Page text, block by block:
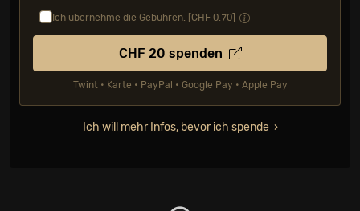
Ich übernehme die Gebühren. [CHF 0.70
CHF 20 spenden
Twint • Karte • PayPal • Google Pay • Apple Pay
Ich will mehr Infos, bevor ich spende